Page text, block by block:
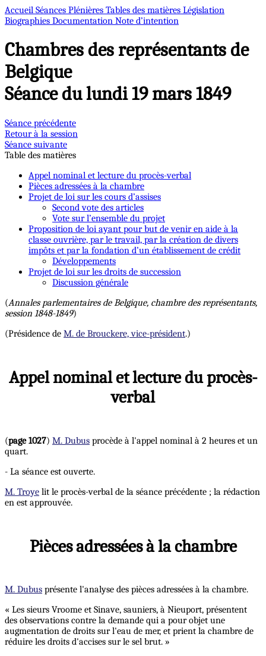
Accueil Séances Plénières Tables des matières Législation
Biographies Documentation Note d’intention
Chambres des représentants de
Belgique
Séance du lundi 19 mars 1849
Séance précédente
Retour à la session
Séance suivante
Table des matières
Appel nominal et lecture du procès-verbal
Pièces adressées à la chambre
Projet de loi sur les cours d’assises
Second vote des articles
Vote sur l’ensemble du projet
Proposition de loi ayant pour but de venir en aide à la
classe ouvrière, par le travail, par la création de divers
impôts et par la fondation d’un établissement de crédit
Développements
Projet de loi sur les droits de succession
Discussion générale
(Annales parlementaires de Belgique, chambre des représentants,
session 1848-1849)
(Présidence de M. de Brouckere, vice-président.)
Appel nominal et lecture du procès-
verbal
(page 1027) M. Dubus procède à l'appel nominal à 2 heures et un
quart.
- La séance est ouverte.
M. Troye lit le procès-verbal de la séance précédente ; la rédaction
en est approuvée.
Pièces adressées à la chambre
M. Dubus présente l'analyse des pièces adressées à la chambre.
« Les sieurs Vroome et Sinave, sauniers, à Nieuport, présentent
des observations contre la demande qui a pour objet une
augmentation de droits sur l'eau de mer, et prient la chambre de
réduire les droits d'accises sur le sel brut. »